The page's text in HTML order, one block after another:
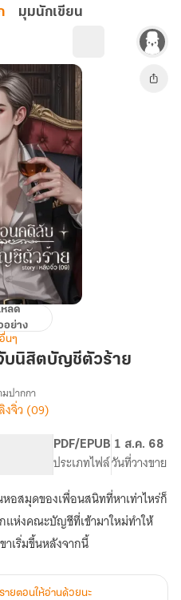
มุมนักเขียน
หลด
อย่าง
นๆ
บนิสิตบัญชีตัวร้าย
เรื่อง
จับ
นิสิต
บัญชี
ตัว
ปากกา
งจิ่ว (09)
ดับเนื้อหา
PDF/EPUB
ประเภทไฟล์
1 ส.ค. 68
วันที่วางขาย
อสมุดของเพื่อนสนิทที่หาเท่าไหร่ก็
แห่งคณะบัญชีที่เข้ามาใหม่ทำให้
เริ่มขึ้นหลังจากนี้
ายตอนให้อ่านด้วยนะ